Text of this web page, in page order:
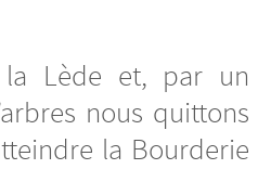
la Lède et, par un
nous quittons
la Bourderie